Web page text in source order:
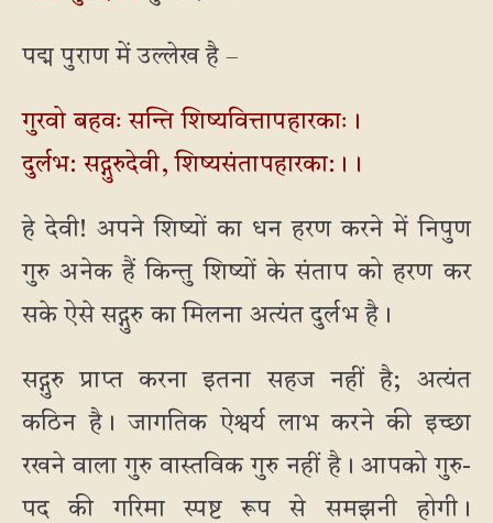
पद्म पुराण में उल्लेख है –
गुरवो बहवः सन्ति शिष्यवित्तापहारकाः।
दुर्लभ: सद्गुरुदेवी, शिष्यसंतापहारका:।।
हे देवी! अपने शिष्यों का धन हरण करने में निपुण
गुरु अनेक हैं किन्तु शिष्यों के संताप को हरण कर
सके ऐसे सद्गुरु का मिलना अत्यंत दुर्लभ है।
सद्गुरु प्राप्त करना इतना सहज नहीं है; अत्यंत
कठिन है। जागतिक ऐश्वर्य लाभ करने की इच्छा
रखने वाला गुरु वास्तविक गुरु नहीं है। आपको गुरु-
पद की गरिमा स्पष्ट रूप से समझनी होगी।